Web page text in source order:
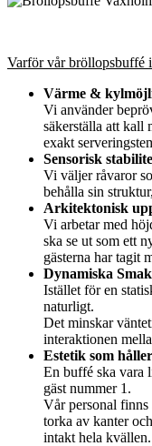
Varför vår bröllopsbuffé
Värme &
Vi använder
säkerställa att kall
exakt
Sensorisk
Vi väljer råvaror
behålla sin
Arkitektonisk
Vi arbetar med
ska se ut som ett
gästerna har tagit
Dynamiska
Istället för en
naturligt.
Det minskar
interaktionen
Estetik som
En buffé ska vara
gäst nummer 1.
Vår personal
torka av kanter
intakt hela kvällen.